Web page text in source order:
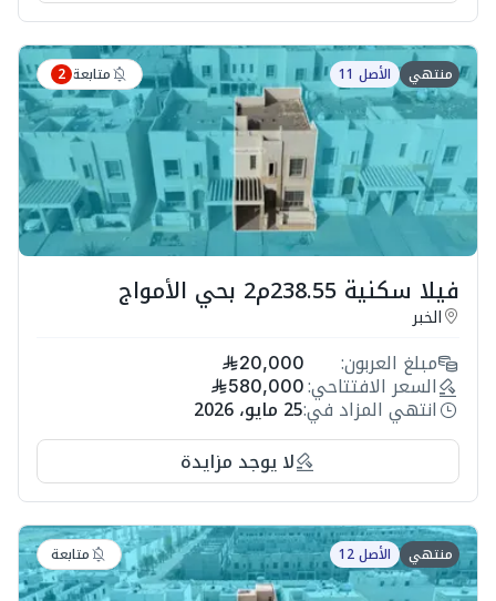
منتهي الأصل 11 متابعة 2
فيلا سكنية 238.55م2 بحي الأمواج
الخبر
مبلغ العربون: 20,000
السعر الافتتاحي: 580,000
انتهي المزاد في:25 مايو، 2026
لا يوجد مزايدة
منتهي الأصل 12 متابعة